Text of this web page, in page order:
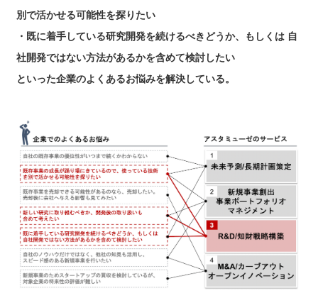
別で活かせる可能性を探りたい
・既に着手している研究開発を続けるべきどうか、もしくは 自
社開発ではない方法があるかを含めて検討したい
といった企業のよくあるお悩みを解決している。